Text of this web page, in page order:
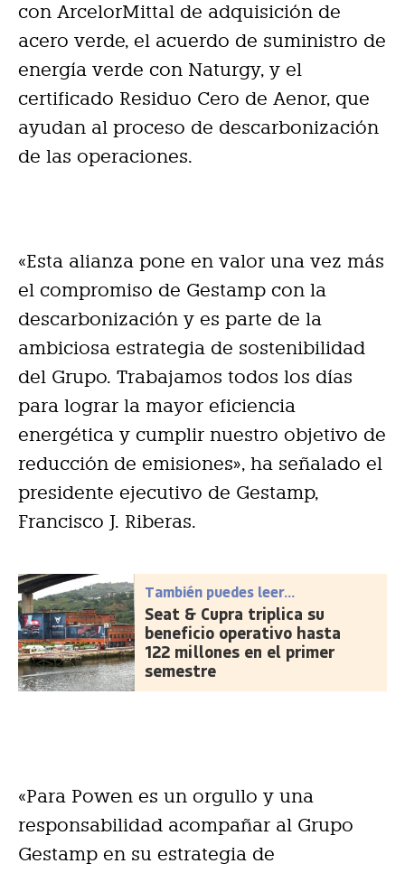
con ArcelorMittal de adquisición de
acero verde, el acuerdo de suministro de
energía verde con Naturgy, y el
certificado Residuo Cero de Aenor, que
ayudan al proceso de descarbonización
de las operaciones.
«Esta alianza pone en valor una vez más
el compromiso de Gestamp con la
descarbonización y es parte de la
ambiciosa estrategia de sostenibilidad
del Grupo. Trabajamos todos los días
para lograr la mayor eficiencia
energética y cumplir nuestro objetivo de
reducción de emisiones», ha señalado el
presidente ejecutivo de Gestamp,
Francisco J. Riberas.
También puedes leer...
Seat & Cupra triplica su
beneficio operativo hasta
122 millones en el primer
semestre
«Para Powen es un orgullo y una
responsabilidad acompañar al Grupo
Gestamp en su estrategia de